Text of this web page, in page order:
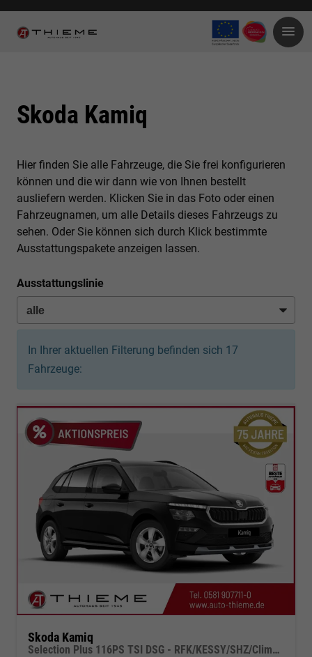
Skoda Kamiq
Hier finden Sie alle Fahrzeuge, die Sie frei konfigurieren
können und die wir dann wie von Ihnen bestellt
ausliefern werden. Klicken Sie in das Foto oder einen
Fahrzeugnamen, um alle Details dieses Fahrzeugs zu
sehen. Oder Sie können sich durch Klick bestimmte
Ausstattungspakete anzeigen lassen.
Ausstattungslinie
In Ihrer aktuellen Filterung befinden sich 17
Fahrzeuge:
Skoda Kamiq
Selection Plus 116PS TSI DSG - RFK/KESSY/SHZ/Climatr./App/Alu/5J Garantie